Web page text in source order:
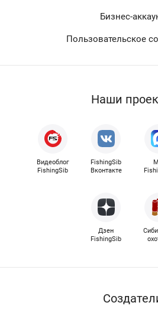
Бизнес-
Пользовательское
Наши
Видеоблог
FishingSib
FishingSib
Вконтакте
Дзен
FishingSib